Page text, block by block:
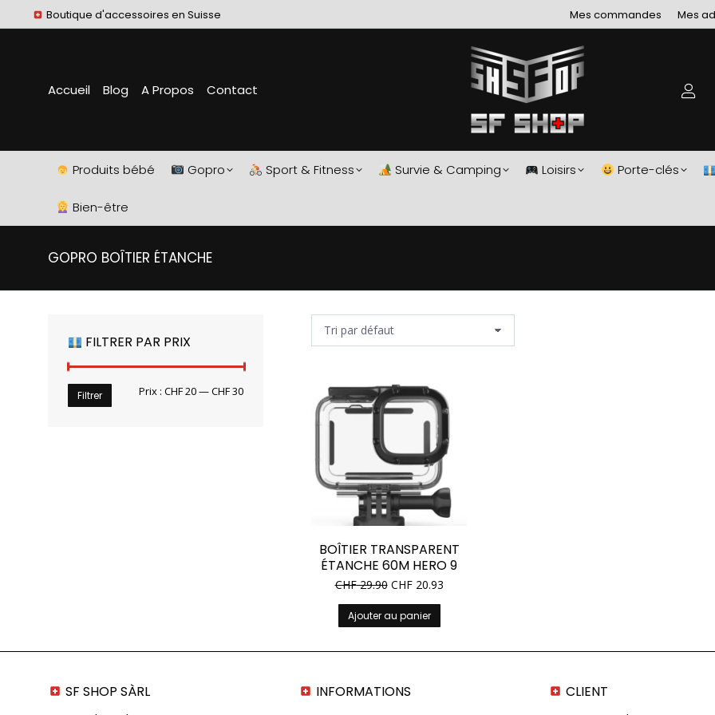
Boutique d'accessoires en Suisse Mes commandes Mes
Accueil Blog A Propos Contact
Produits bébé Gopro Sport & Fitness Survie & Camping Loisirs Porte-clés
Bien-être
GOPRO BOÎTIER ÉTANCHE
BOÎTIER TRANSPARENT
ÉTANCHE 60M HERO 9
CHF29.90 CHF20.93
Ajouter au panier
FILTRER PAR PRIX
Prix
Prix
Filtrer Prix : CHF 20—CHF 30
SF SHOP SÀRL INFORMATIONS CLIENT